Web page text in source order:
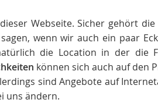
Webseite. Sicher gehört
wenn wir auch ein paar
die Location in der die
können sich auch auf den
sind Angebote auf
uns ändern.